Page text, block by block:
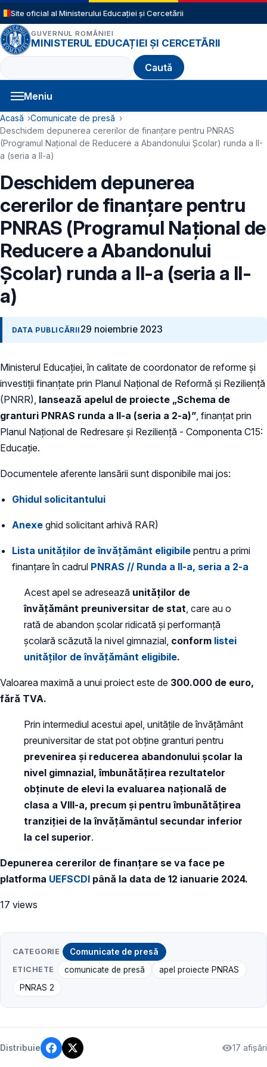
Sari la conținutul principal
Site oficial al Ministerului Educației și Cercetării
GUVERNUL ROMÂNIEI
MINISTERUL EDUCAȚIEI ȘI CERCETĂRII
Caută
Meniu
Navigație principală
Cale de navigare
Acasă
Comunicate de presă
Deschidem depunerea cererilor de finanțare pentru PNRAS
(Programul Național de Reducere a Abandonului Școlar) runda a II-
a (seria a II-a)
Deschidem depunerea
cererilor de finanțare pentru
PNRAS (Programul Național de
Reducere a Abandonului
Școlar) runda a II-a (seria a II-
a)
DATA PUBLICĂRII 29 noiembrie 2023
Ministerul Educației, în calitate de coordonator de reforme și
investiții finanțate prin Planul Național de Reformă și Reziliență
(PNRR), lansează apelul de proiecte „Schema de
granturi PNRAS runda a II-a (seria a 2-a)” , finanțat prin
Planul Național de Redresare și Reziliență - Componenta C15:
Educație.
Documentele aferente lansării sunt disponibile mai jos:
Ghidul solicitantului
Anexe ghid solicitant arhivă RAR)
Lista unităților de învățământ eligibile pentru a primi
finanțare în cadrul PNRAS // Runda a II-a, seria a 2-a
Acest apel se adresează unităților de
învățământ preuniversitar de stat , care au o
rată de abandon școlar ridicată și performanță
școlară scăzută la nivel gimnazial, conform listei
unităților de învățământ eligibile.
Valoarea maximă a unui proiect este de 300.000 de euro,
fără TVA.
Prin intermediul acestui apel, unitățile de învățământ
preuniversitar de stat pot obține granturi pentru
prevenirea și reducerea abandonului școlar la
nivel gimnazial, îmbunătățirea rezultatelor
obținute de elevi la evaluarea națională de
clasa a VIII-a, precum și pentru îmbunătățirea
tranziției de la învățământul secundar inferior
la cel superior.
Depunerea cererilor de finanțare se va face pe
platforma UEFSCDI până la data de 12 ianuarie 2024.
17 views
CATEGORIE Comunicate de presă
ETICHETE comunicate de presă
apel proiecte PNRAS
PNRAS 2
Distribuie 17 afișări